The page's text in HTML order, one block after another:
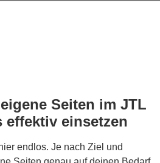
Seiten im JTL
effektiv einsetzen
endlos. Je nach Ziel und